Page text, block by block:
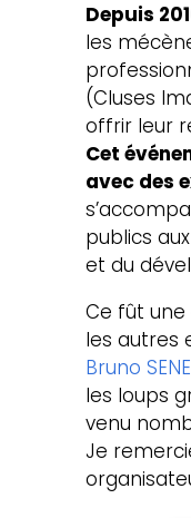
Depuis
les
(Cluses
offrir leur
Cet
avec des
publics
et du
Ce fût
les autres
Bruno
les loups
venu
Je